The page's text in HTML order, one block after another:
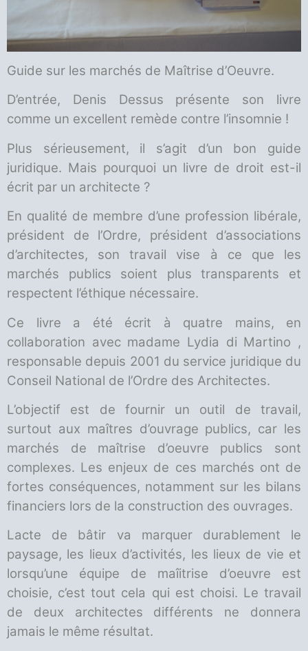
Guide sur les marchés de Maîtrise d’Oeuvre.
D’entrée, Denis Dessus présente son livre
comme un excellent remède contre l’insomnie !
Plus sérieusement, il s’agit d’un bon guide
juridique. Mais pourquoi un livre de droit est-il
écrit par un architecte ?
En qualité de membre d’une profession libérale,
président de l’Ordre, président d’associations
d’architectes, son travail vise à ce que les
marchés publics soient plus transparents et
respectent l’éthique nécessaire.
Ce livre a été écrit à quatre mains, en
collaboration avec madame Lydia di Martino ,
responsable depuis 2001 du service juridique du
Conseil National de l’Ordre des Architectes.
L’objectif est de fournir un outil de travail,
surtout aux maîtres d’ouvrage publics, car les
marchés de maîtrise d’oeuvre publics sont
complexes. Les enjeux de ces marchés ont de
fortes conséquences, notamment sur les bilans
financiers lors de la construction des ouvrages.
Lacte de bâtir va marquer durablement le
paysage, les lieux d’activités, les lieux de vie et
lorsqu’une équipe de maîitrise d’oeuvre est
choisie, c’est tout cela qui est choisi. Le travail
de deux architectes différents ne donnera
jamais le même résultat.